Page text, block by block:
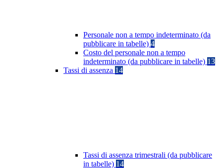
Personale non a tempo indeterminato (da
pubblicare in tabelle) 4
Costo del personale non a tempo
indeterminato (da pubblicare in tabelle) 13
Tassi di assenza 14
Tassi di assenza trimestrali (da pubblicare
in tabelle) 14